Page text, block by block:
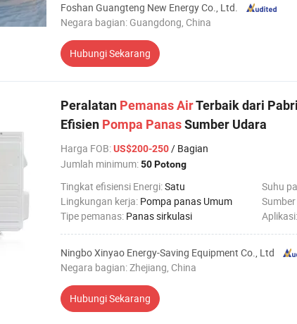
Foshan Guangteng New Energy Co., Ltd.
Negara bagian: Guangdong, China
Hubungi Sekarang
Peralatan PemanasAirTerbaik dari
Efisien Pompa PanasSumber Udara
Harga FOB:US$200-250/ Bagian
Jumlah minimum:50 Potong
Tingkat efisiensi Energi:Satu Suhu
Lingkungan kerja: Pompa panas Umum
Tipe pemanas: Panas sirkulasi Aplikasi:
Ningbo Xinyao Energy-Saving Equipment Co., Ltd
Negara bagian: Zhejiang, China
Hubungi Sekarang